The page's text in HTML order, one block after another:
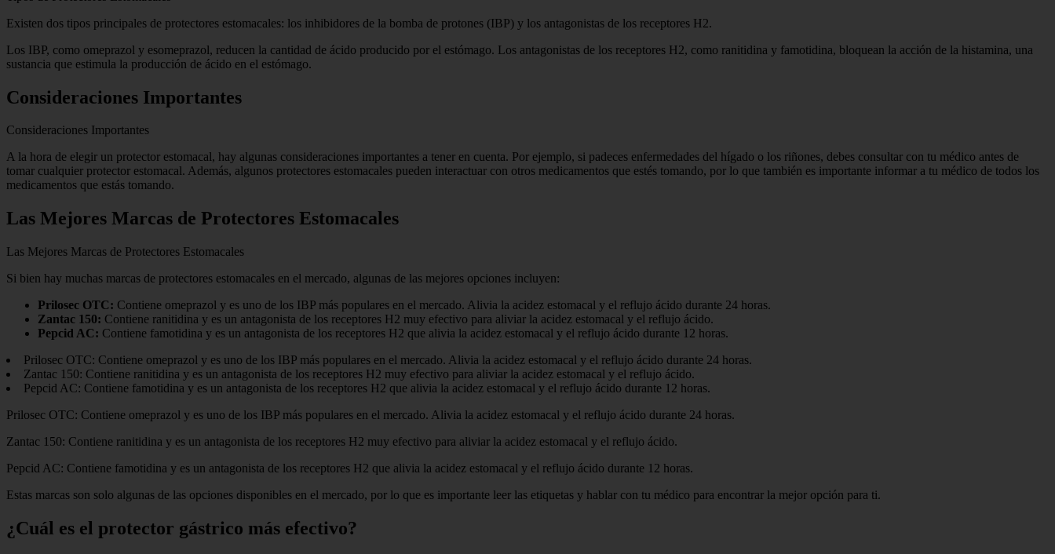
Existen dos tipos principales de protectores estomacales: los inhibidores de la bomba de protones (IBP) y los antagonistas de los receptores H2.
Los IBP, como omeprazol y esomeprazol, reducen la cantidad de ácido producido por el estómago. Los antagonistas de los receptores H2, como ranitidina y famotidina, bloquean la acción de la histamina, una
sustancia que estimula la producción de ácido en el estómago.
Consideraciones Importantes
Consideraciones Importantes
A la hora de elegir un protector estomacal, hay algunas consideraciones importantes a tener en cuenta. Por ejemplo, si padeces enfermedades del hígado o los riñones, debes consultar con tu médico antes de
tomar cualquier protector estomacal. Además, algunos protectores estomacales pueden interactuar con otros medicamentos que estés tomando, por lo que también es importante informar a tu médico de todos los
medicamentos que estás tomando.
Las Mejores Marcas de Protectores Estomacales
Las Mejores Marcas de Protectores Estomacales
Si bien hay muchas marcas de protectores estomacales en el mercado, algunas de las mejores opciones incluyen:
Prilosec OTC: Contiene omeprazol y es uno de los IBP más populares en el mercado. Alivia la acidez estomacal y el reflujo ácido durante 24 horas.
Zantac 150: Contiene ranitidina y es un antagonista de los receptores H2 muy efectivo para aliviar la acidez estomacal y el reflujo ácido.
Pepcid AC: Contiene famotidina y es un antagonista de los receptores H2 que alivia la acidez estomacal y el reflujo ácido durante 12 horas.
Prilosec OTC: Contiene omeprazol y es uno de los IBP más populares en el mercado. Alivia la acidez estomacal y el reflujo ácido durante 24 horas.
Zantac 150: Contiene ranitidina y es un antagonista de los receptores H2 muy efectivo para aliviar la acidez estomacal y el reflujo ácido.
Pepcid AC: Contiene famotidina y es un antagonista de los receptores H2 que alivia la acidez estomacal y el reflujo ácido durante 12 horas.
Prilosec OTC: Contiene omeprazol y es uno de los IBP más populares en el mercado. Alivia la acidez estomacal y el reflujo ácido durante 24 horas.
Zantac 150: Contiene ranitidina y es un antagonista de los receptores H2 muy efectivo para aliviar la acidez estomacal y el reflujo ácido.
Pepcid AC: Contiene famotidina y es un antagonista de los receptores H2 que alivia la acidez estomacal y el reflujo ácido durante 12 horas.
Estas marcas son solo algunas de las opciones disponibles en el mercado, por lo que es importante leer las etiquetas y hablar con tu médico para encontrar la mejor opción para ti.
¿Cuál es el protector gástrico más efectivo?